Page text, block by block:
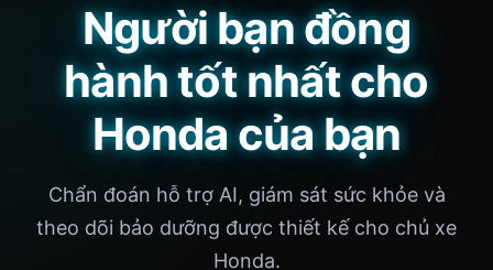
Người bạn đồng
hành tốt nhất cho
Honda của bạn
Chẩn đoán hỗ trợ AI, giám sát sức khỏe và
theo dõi bảo dưỡng được thiết kế cho chủ xe
Honda.